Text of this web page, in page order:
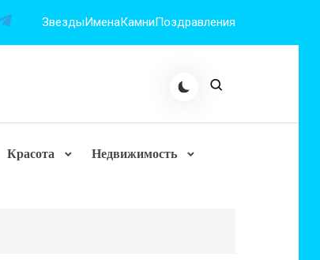
ЗвездыИменаКамниПоздравления
Красота Недвижимость